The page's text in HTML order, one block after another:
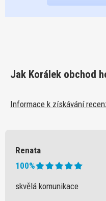
Jak Korálek obchod
Informace k získávání
Renata
100%
skvělá komunikace